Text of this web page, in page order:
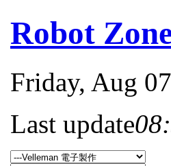
Robot
Friday, Aug
Last update